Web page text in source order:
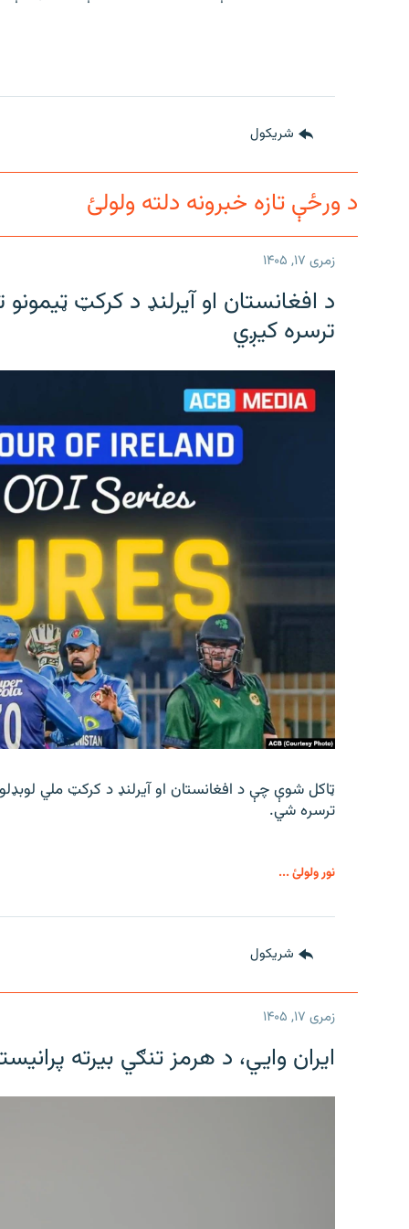
شريکول
د ورځې تازه خبرونه دلته ولولئ
زمری ۱۷, ۱۴۰۵
د افغانستان او آیرلنډ د کرکټ
ترسره کیږي
ټاکل شوې چې د افغانستان او آیرلنډ د کرکټ ملي
ترسره شي.
نور ولولئ ...
شريکول
زمری ۱۷, ۱۴۰۵
ایران وایي، د هرمز تنګي بیرته